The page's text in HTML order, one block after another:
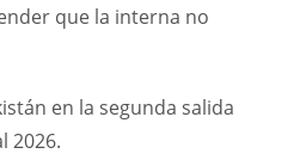
que la interna no
en la segunda salida
2026.